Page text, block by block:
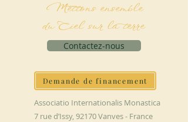
Mettons ensemble
du Ciel sur la terre
Contactez-nous
Demande de financement
Associatio Internationalis Monastica
7 rue d’Issy, 92170 Vanves - France